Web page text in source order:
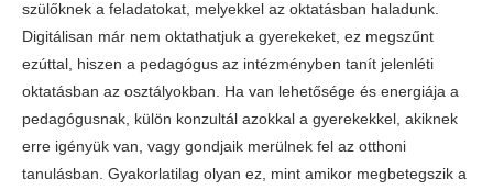
szülőknek a feladatokat, melyekkel az oktatásban haladunk.
Digitálisan már nem oktathatjuk a gyerekeket, ez megszűnt
ezúttal, hiszen a pedagógus az intézményben tanít jelenléti
oktatásban az osztályokban. Ha van lehetősége és energiája a
pedagógusnak, külön konzultál azokkal a gyerekekkel, akiknek
erre igényük van, vagy gondjaik merülnek fel az otthoni
tanulásban. Gyakorlatilag olyan ez, mint amikor megbetegszik a